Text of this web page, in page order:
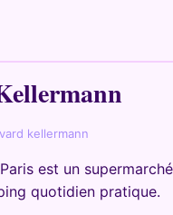
kellermann
est un
quotidien pratique.